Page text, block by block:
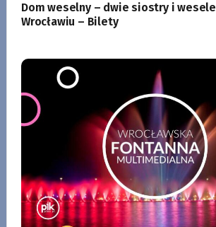
Dom weselny – dwie siostry i
Wrocławiu – Bilety